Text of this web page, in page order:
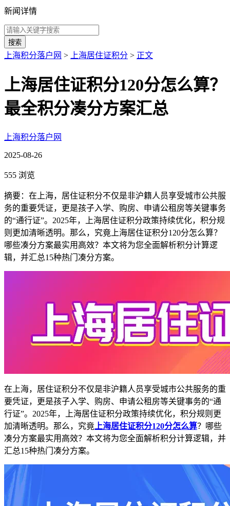
新闻详情
搜索
上海积分落户网 > 上海居住证积分 > 正文
上海居住证积分120分怎么算？
最全积分凑分方案汇总
上海积分落户网
2025-08-26
555 浏览
摘要：在上海，居住证积分不仅是非沪籍人员享受城市公共服
务的重要凭证，更是孩子入学、购房、申请公租房等关键事务
的“通行证”。2025年，上海居住证积分政策持续优化，积分规
则更加清晰透明。那么，究竟上海居住证积分120分怎么算？
哪些凑分方案最实用高效？本文将为您全面解析积分计算逻
辑，并汇总15种热门凑分方案。
在上海，居住证积分不仅是非沪籍人员享受城市公共服务的重
要凭证，更是孩子入学、购房、申请公租房等关键事务的“通
行证”。2025年，上海居住证积分政策持续优化，积分规则更
加清晰透明。那么，究竟 上海居住证积分120分怎么算？哪些
凑分方案最实用高效？本文将为您全面解析积分计算逻辑，并
汇总15种热门凑分方案。